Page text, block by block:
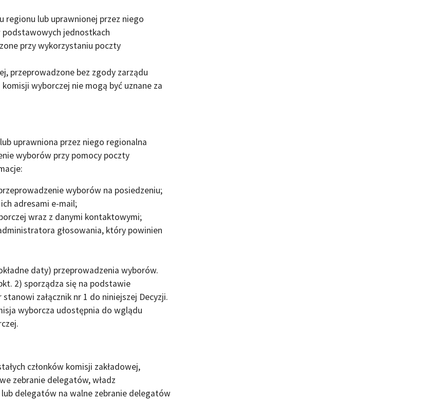
regionu lub uprawnionej przez niego
podstawowych jednostkach
przy wykorzystaniu poczty
przeprowadzone bez zgody zarządu
wyborczej nie mogą być uznane za
uprawniona przez niego regionalna
wyborów przy pomocy poczty
wyborów na posiedzeniu;
adresami e-mail;
wraz z danymi kontaktowymi;
głosowania, który powinien
daty) przeprowadzenia wyborów.
2) sporządza się na podstawie
załącznik nr 1 do niniejszej Decyzji.
wyborcza udostępnia do wglądu
członków komisji zakładowej,
zebranie delegatów, władz
delegatów na walne zebranie delegatów